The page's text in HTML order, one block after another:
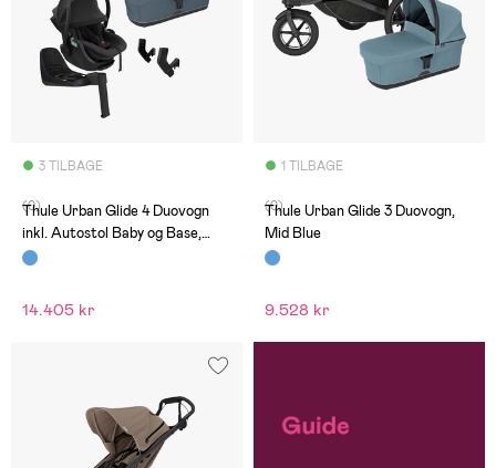
3 TILBAGE
(0)
Thule Urban Glide 4 Duovogn
inkl. Autostol Baby og Base,
Dark Slate
14.405 kr
1 TILBAGE
(0)
Thule Urban Glide 3 Duovogn,
Mid Blue
9.528 kr